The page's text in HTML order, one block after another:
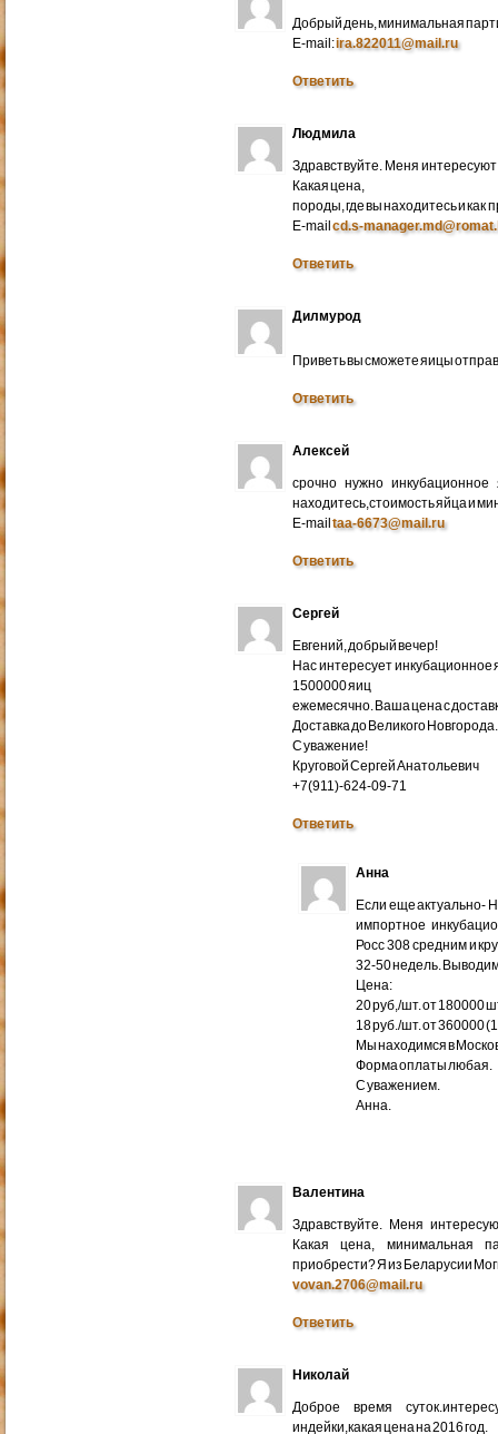
Добрый день, минимальная
E-mail:ira.822011@mail.ru
Ответить
Людмила
Здравствуйте. Меня
Какая цена,
породы, где вы находитесь и как
E-mailcd.s-
Ответить
Дилмурод
Приветь вы сможете яицы
Ответить
Алексей
срочно нужно
находитесь,стоимость яйца и
E-mailtaa-6673@mail.ru
Ответить
Сергей
Евгений, добрый вечер!
Нас интересует инкубационное
1500000 яиц
ежемесячно. Ваша цена с
Доставка до Великого Новгорода.
С уважение!
Круговой Сергей Анатольевич
+7(911)-624-09-71
Ответить
Анна
Если еще актуально-
импортное
Росс 308 средним и
32-50 недель.
Цена:
20 руб,/шт. от 180000
18 руб./шт. от 360000
Мы находимся в
Форма оплаты любая.
С уважением.
Анна.
Валентина
Здравствуйте. Меня
Какая цена, минимальная
приобрести? Я из Беларусии
vovan.2706@mail.ru
Ответить
Николай
Доброе время
индейки,какая цена на 2016 год.